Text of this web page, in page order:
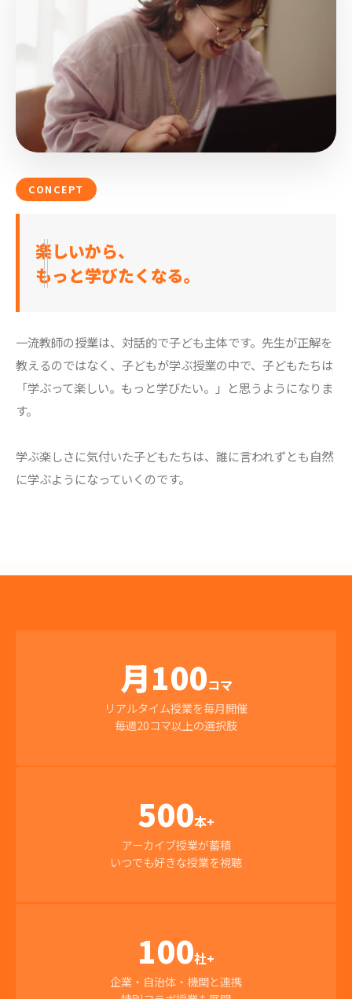
CONCEPT
楽しいから、
もっと学びたくなる。
一流教師の授業は、対話的で子ども主体です。先生が正解を
教えるのではなく、子どもが学ぶ授業の中で、子どもたちは
「学ぶって楽しい。もっと学びたい。」と思うようになりま
す。
学ぶ楽しさに気付いた子どもたちは、誰に言われずとも自然
に学ぶようになっていくのです。
月100コマ
リアルタイム授業を毎月開催
毎週20コマ以上の選択肢
500本+
アーカイブ授業が蓄積
いつでも好きな授業を視聴
100社+
企業・自治体・機関と連携